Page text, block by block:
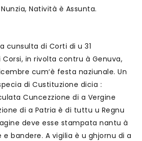
Natività è Assunta.
cunsulta di Corti di u 31
Corsi, in rivolta contru à Genuva,
cum‘è festa naziunale. Un
di Custituzione dicia :
Cuncezzione di a Vergine
di a Patria è di tuttu u Regnu
deve esse stampata nantu à
bandere. A vigilia è u ghjornu di a